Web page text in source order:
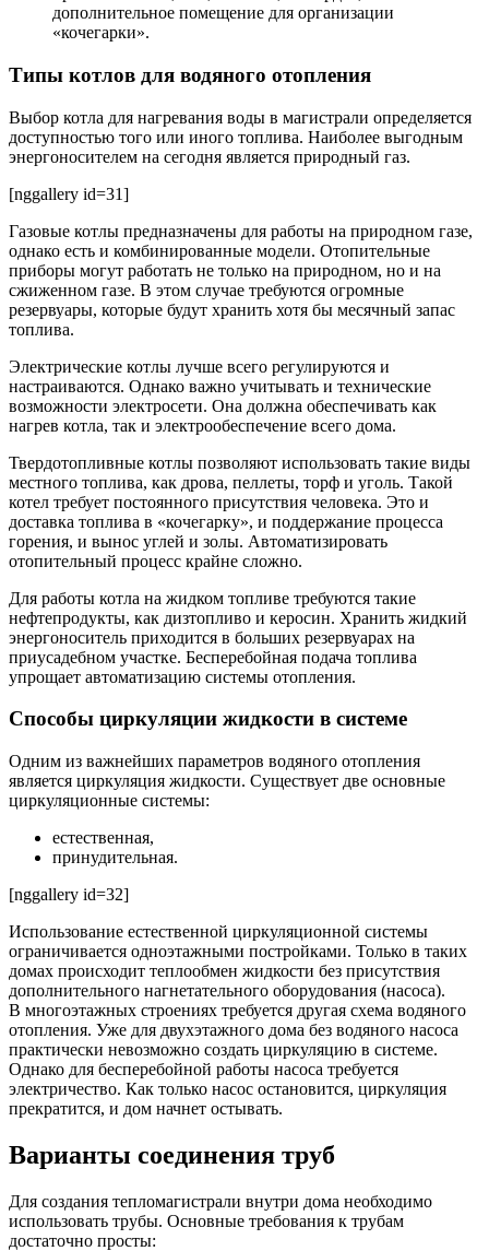
дополнительное помещение для организации
«кочегарки».
Типы котлов для водяного отопления
Выбор котла для нагревания воды в магистрали определяется
доступностью того или иного топлива. Наиболее выгодным
энергоносителем на сегодня является природный газ.
[nggallery id=31]
Газовые котлы предназначены для работы на природном газе,
однако есть и комбинированные модели. Отопительные
приборы могут работать не только на природном, но и на
сжиженном газе. В этом случае требуются огромные
резервуары, которые будут хранить хотя бы месячный запас
топлива.
Электрические котлы лучше всего регулируются и
настраиваются. Однако важно учитывать и технические
возможности электросети. Она должна обеспечивать как
нагрев котла, так и электрообеспечение всего дома.
Твердотопливные котлы позволяют использовать такие виды
местного топлива, как дрова, пеллеты, торф и уголь. Такой
котел требует постоянного присутствия человека. Это и
доставка топлива в «кочегарку», и поддержание процесса
горения, и вынос углей и золы. Автоматизировать
отопительный процесс крайне сложно.
Для работы котла на жидком топливе требуются такие
нефтепродукты, как дизтопливо и керосин. Хранить жидкий
энергоноситель приходится в больших резервуарах на
приусадебном участке. Бесперебойная подача топлива
упрощает автоматизацию системы отопления.
Способы циркуляции жидкости в системе
Одним из важнейших параметров водяного отопления
является циркуляция жидкости. Существует две основные
циркуляционные системы:
естественная,
принудительная.
[nggallery id=32]
Использование естественной циркуляционной системы
ограничивается одноэтажными постройками. Только в таких
домах происходит теплообмен жидкости без присутствия
дополнительного нагнетательного оборудования (насоса).
В многоэтажных строениях требуется другая схема водяного
отопления. Уже для двухэтажного дома без водяного насоса
практически невозможно создать циркуляцию в системе.
Однако для бесперебойной работы насоса требуется
электричество. Как только насос остановится, циркуляция
прекратится, и дом начнет остывать.
Варианты соединения труб
Для создания тепломагистрали внутри дома необходимо
использовать трубы. Основные требования к трубам
достаточно просты: